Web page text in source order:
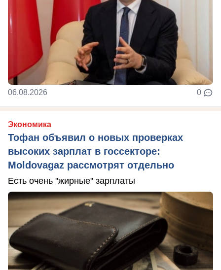
06.08.2026 0
Экономика
Тофан объявил о новых проверках
высоких зарплат в госсекторе:
Moldovagaz рассмотрят отдельно
Есть очень "жирные" зарплаты